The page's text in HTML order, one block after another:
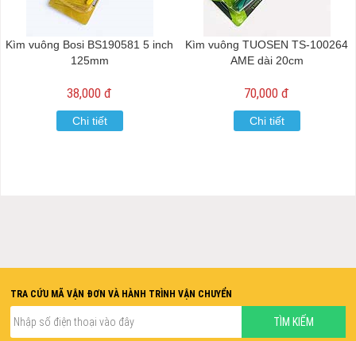
Kìm vuông Bosi BS190581 5 inch
125mm
38,000 đ
Chi tiết
Kìm vuông TUOSEN TS-100264
AME dài 20cm
70,000 đ
Chi tiết
TRA CỨU MÃ VẬN ĐƠN VÀ HÀNH TRÌNH VẬN CHUYỂN